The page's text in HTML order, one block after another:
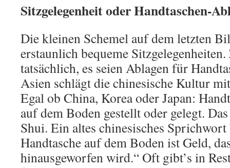
Sitzgelegenheit oder Handtaschen-
Die kleinen Schemel auf dem letzten
erstaunlich bequeme
tatsächlich, es seien Ablagen für
Asien schlägt die chinesische Kultur
Egal ob China, Korea oder Japan:
auf dem Boden gestellt oder gelegt.
Shui. Ein altes chinesisches Sprichwort
Handtasche auf dem Boden ist Geld,
hinausgeworfen wird.“ Oft gibt’s in